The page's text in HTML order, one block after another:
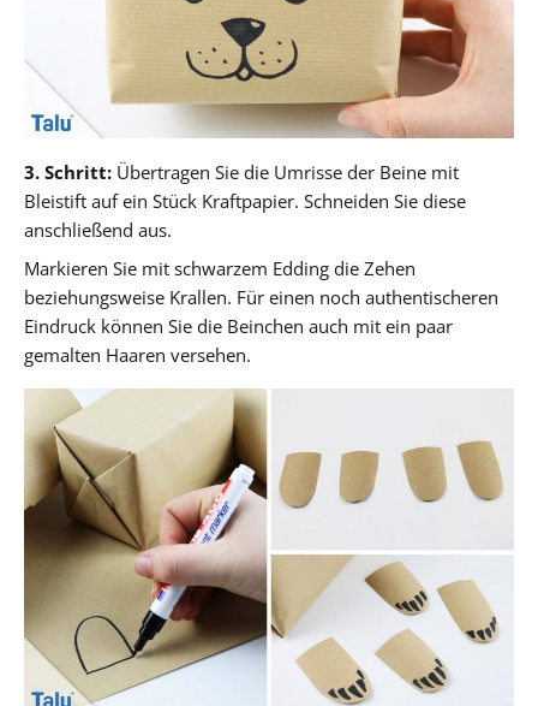
3. Schritt: Übertragen Sie die Umrisse der Beine mit
Bleistift auf ein Stück Kraftpapier. Schneiden Sie diese
anschließend aus.
Markieren Sie mit schwarzem Edding die Zehen
beziehungsweise Krallen. Für einen noch authentischeren
Eindruck können Sie die Beinchen auch mit ein paar
gemalten Haaren versehen.